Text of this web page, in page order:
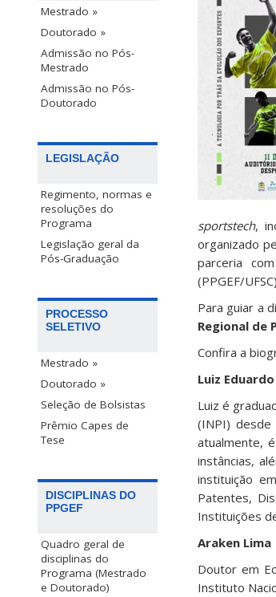
Mestrado »
Doutorado »
Admissão no Pós-
Mestrado
Admissão no Pós-
Doutorado
LEGISLAÇÃO
Regimento, normas e
resoluções do
Programa
Legislação geral da
Pós-Graduação
PROCESSO
SELETIVO
Mestrado »
Doutorado »
Seleção de Bolsistas
Prêmio Capes de
Tese
DISCIPLINAS DO
PPGEF
Quadro geral de
disciplinas do
Programa (Mestrado
e Doutorado)
sportstech,
organizado
parceria
(PPGEF/
Para guiar a
Regional de
Confira a
Luiz
Luiz é
(INPI) desde
atualmente,
instâncias,
instituição
Patentes,
Instituições
Araken Lima
Doutor em
Instituto